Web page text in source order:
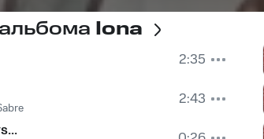
Iona
2:35
2:43